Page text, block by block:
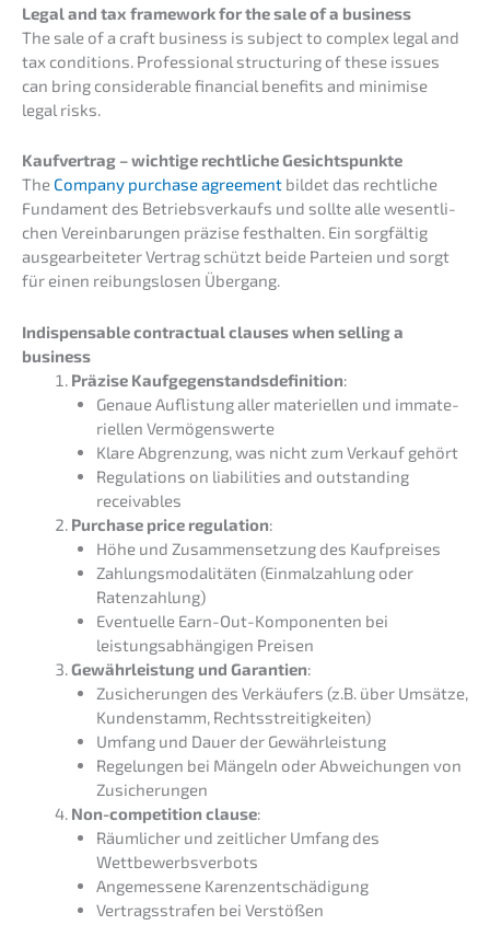
Legal and tax frame­work for the sale of a business
The sale of a craft business is subject to complex legal and
tax condi­ti­ons. Profes­sio­nal struc­tu­ring of these issues
can bring considera­ble finan­cial benefits and minimi­se
legal risks.
Kaufver­trag – wichti­ge recht­li­che Gesichtspunkte
The Compa­ny purcha­se agree­ment bildet das recht­li­che
Funda­ment des Betriebs­ver­kaufs und sollte alle wesent­li­
chen Verein­ba­run­gen präzi­se festhal­ten. Ein sorgfäl­tig
ausge­ar­bei­te­ter Vertrag schützt beide Partei­en und sorgt
für einen reibungs­lo­sen Übergang.
Indis­pensable contrac­tu­al clauses when selling a
business
Präzi­se Kaufge­gen­stands­de­fi­ni­ti­on:
Genaue Auflis­tung aller materi­el­len und immate­
ri­el­len Vermögenswerte
Klare Abgren­zung, was nicht zum Verkauf gehört
Regula­ti­ons on liabi­li­ties and outstan­ding
receivables
Purcha­se price regula­ti­on:
Höhe und Zusam­men­set­zung des Kaufpreises
Zahlungs­mo­da­li­tä­ten (Einmal­zah­lung oder
Ratenzahlung)
Eventu­el­le Earn-Out-Kompo­nen­ten bei
leistungs­ab­hän­gi­gen Preisen
Gewähr­leis­tung und Garan­tien:
Zusiche­run­gen des Verkäu­fers (z.B. über Umsät­ze,
Kunden­stamm, Rechtsstreitigkeiten)
Umfang und Dauer der Gewährleistung
Regelun­gen bei Mängeln oder Abwei­chun­gen von
Zusicherungen
Non-compe­ti­ti­on clause:
Räumli­cher und zeitli­cher Umfang des
Wettbewerbsverbots
Angemes­se­ne Karenzentschädigung
Vertrags­stra­fen bei Verstößen